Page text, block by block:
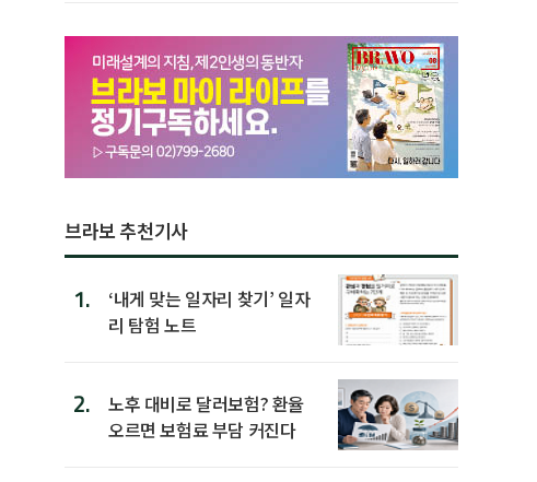
브라보 추천기사
1.
‘내게 맞는 일자리 찾기’ 일자
리 탐험 노트
2.
노후 대비로 달러보험? 환율
오르면 보험료 부담 커진다